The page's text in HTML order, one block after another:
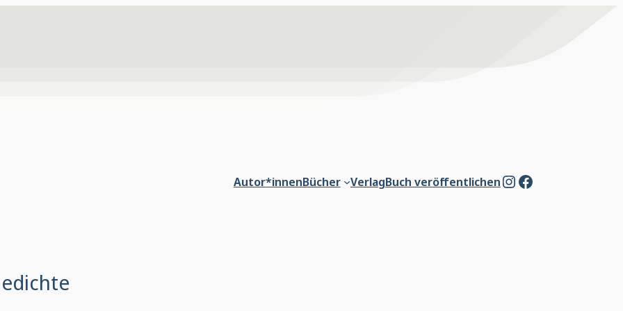
Autor*innenBücher VerlagBuch veröffentlichenInstagram
Facebook